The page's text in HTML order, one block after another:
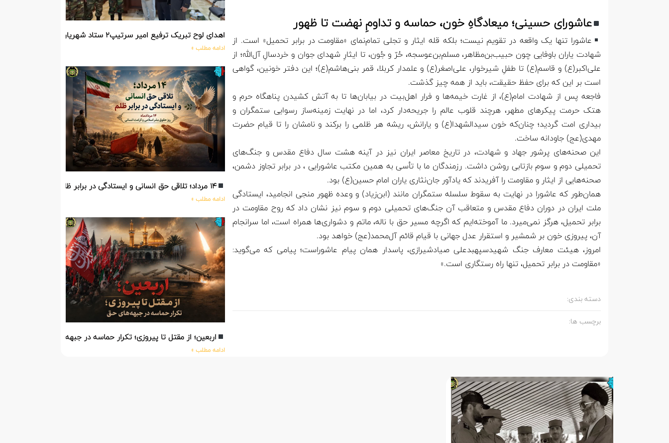
عاشورای حسینی؛ میعادگاهِ خون، حماسه و تداومِ نهضت تا ظهور
عاشورا تنها یک واقعه در تقویم نیست؛ بلکه قله‌ ایثار و تجلی تمام‌نمای «مقاومت در برابر تحمیل» است. از
شهادت یاران باوفایی چون حبیب‌بن‌مظاهر، مسلم‌بن‌عوسجه، حُرّ و جُون، تا ایثارِ شهدای جوان و خردسالِ آل‌الله؛ از
علی‌اکبر(ع) و قاسم(ع) تا طفلِ شیرخوار، علی‌اصغر(ع) و علمدار کربلا، قمر بنی‌هاشم(ع)؛ این دفتر خونین، گواهی
است بر این که برای حفظ حقیقت، باید از همه چیز گذشت.
فاجعه‌ پس از شهادت امام(ع)، از غارت خیمه‌ها و فرار اهل‌بیت در بیابان‌ها تا به آتش کشیدن پناهگاه حرم و
هتک حرمت پیکرهای مطهر، هرچند قلوب عالم را جریحه‌دار کرد، اما در نهایت زمینه‌ساز رسوایی ستمگران و
بیداری امت گردید؛ چنان‌که خون سیدالشهدا(ع) و یارانش، ریشه‌ هر ظلمی را برکند و نامشان را تا قیام حضرت
مهدی(عج) جاودانه ساخت.
این صحنه‌های پرشور جهاد و شهادت، در تاریخ معاصر ایران نیز در آینه‌ هشت سال دفاع مقدس و جنگ‌های
تحمیلی دوم و سوم بازتابی روشن داشت. رزمندگان ما با تأسی به همین مکتب عاشورایی ، در برابر تجاوز دشمن،
صحنه‌هایی از ایثار و مقاومت را آفریدند که یادآور جان‌نثاری یاران امام حسین(ع) بود.
همان‌طور که عاشورا در نهایت به سقوط سلسله‌ ستمگران مانند (ابن‌زیاد) و وعده‌ ظهور منجی انجامید، ایستادگی
ملت ایران در دوران دفاع مقدس و متعاقب آن جنگ‌های تحمیلی دوم و سوم نیز نشان داد که روح مقاومت در
برابر تحمیل، هرگز نمی‌میرد. ما آموخته‌ایم که اگرچه مسیر حق با ناله، ماتم و دشواری‌ها همراه است، اما سرانجام
آن، پیروزی خون بر شمشیر و استقرار عدل جهانی با قیام قائم آل‌محمد(عج) خواهد بود.
امروز، هیئت معارف جنگ شهیدسپهبدعلی صیادشیرازی، پاسدار همان پیام عاشوراست؛ پیامی که می‌گوید:
«مقاومت در برابر تحمیل، تنها راه رستگاری است.»
دسته بندی:
برچسب ها:
اهدای لوح تبریک ترفیع امیر سرتیپ۲ ستاد شهریار پورفضلی فرمانده تیپ ۳۶۴ شهید نصیرزاده نزاجا مستقر در مهاباد
ادامه مطلب »
۱۴ مرداد؛ تلاقی حق انسانی و ایستادگی در برابر ظلم
ادامه مطلب »
اربعین؛ از مقتل تا پیروزی؛ تکرار حماسه در جبهه‌های حق
ادامه مطلب »